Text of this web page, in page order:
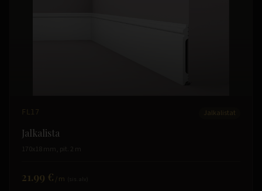
FL17 Jalkalistat
Jalkalista
170x18 mm, pit. 2 m
21.99 € /m